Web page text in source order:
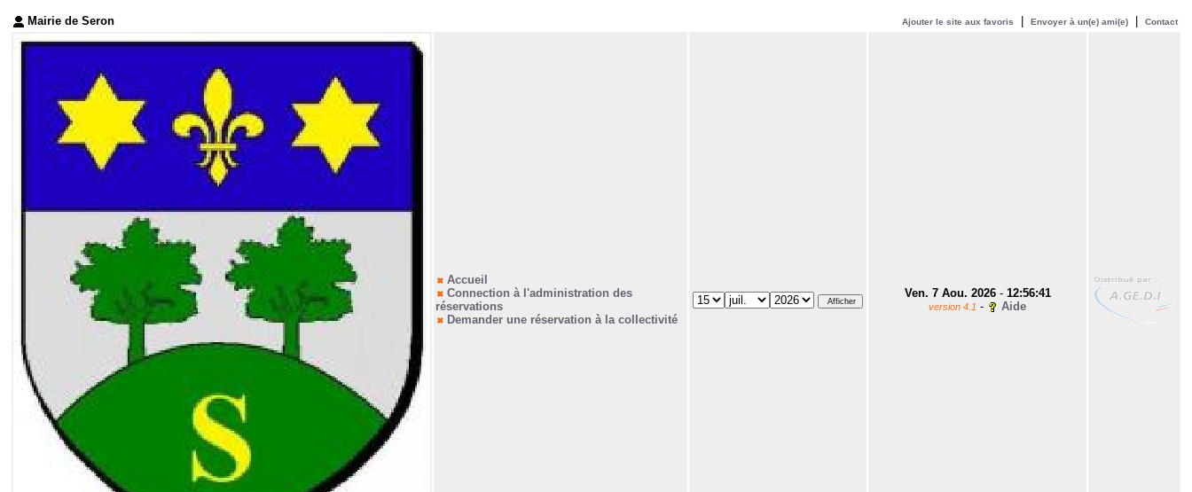
Mairie de Seron Ajouter le site aux favoris Envoyer à un(e) ami(e) Contact
Accueil
Connection à l'administration des
réservations
Demander une réservation à la collectivité
Ven. 7 Aou. 2026- 12:56:41
version 4.1 - Aide